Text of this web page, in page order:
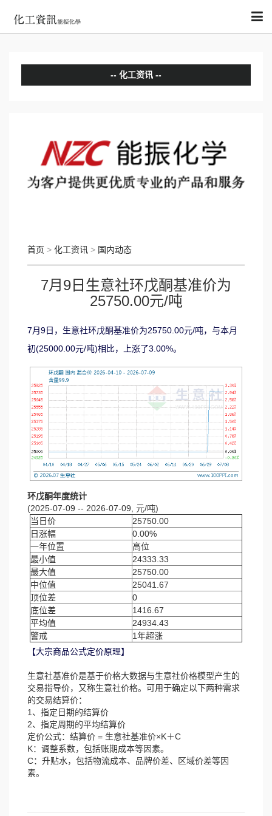
化工资讯
国际动态
首页 > 化工资讯 > 国内动态
7月9日生意社环戊酮基准价为
25750.00元/吨
7月9日，生意社环戊酮基准价为25750.00元/吨，与本月
初(25000.00元/吨)相比，上涨了3.00%。
环戊酮年度统计
(2025-07-09 -- 2026-07-09, 元/吨)
当日价
25750.00
日涨幅
0.00%
一年位置
高位
最小值
24333.33
最大值
25750.00
中位值
25041.67
顶位差
0
底位差
1416.67
平均值
24934.43
警戒
1年超涨
【大宗商品公式定价原理】
生意社基准价是基于价格大数据与生意社价格模型产生的
交易指导价，又称生意社价格。可用于确定以下两种需求
的交易结算价：
1、指定日期的结算价
2、指定周期的平均结算价
定价公式：结算价 = 生意社基准价×K＋C
K：调整系数，包括账期成本等因素。
C：升贴水，包括物流成本、品牌价差、区域价差等因
素。